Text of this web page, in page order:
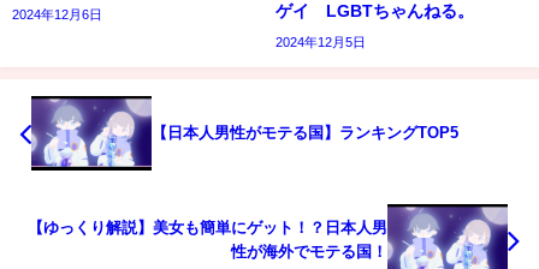
2024年12月6日
ゲイ LGBTちゃんねる。
2024年12月5日
【日本人男性がモテる国】ランキングTOP5
【ゆっくり解説】美女も簡単にゲット！？日本人男
性が海外でモテる国！